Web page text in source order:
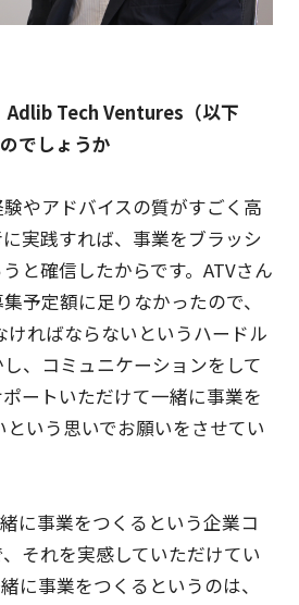
Adlib Tech Ventures（以下
でしょうか
験やアドバイスの質がすごく高
実践すれば、事業をブラッシ
と確信したからです。ATVさん
予定額に足りなかったので、
ければならないというハードル
、コミュニケーションをして
ートいただけて一緒に事業を
という思いでお願いをさせてい
に事業をつくるという企業コ
それを実感していただけてい
に事業をつくるというのは、